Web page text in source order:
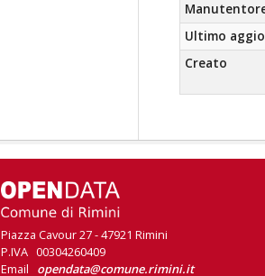
Ultimo
Creato
Piazza Cavour 27 - 47921 Rimini
P.IVA 00304260409
Email opendata@comune.rimini.it